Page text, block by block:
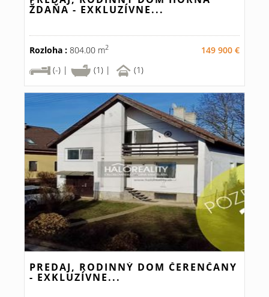
ŽDAŇA - EXKLUZÍVNE...
Rozloha : 804.00 m2
149 900 €
(-) |
(1) | (1)
PREDAJ, RODINNÝ DOM ČERENČANY
- EXKLUZÍVNE...